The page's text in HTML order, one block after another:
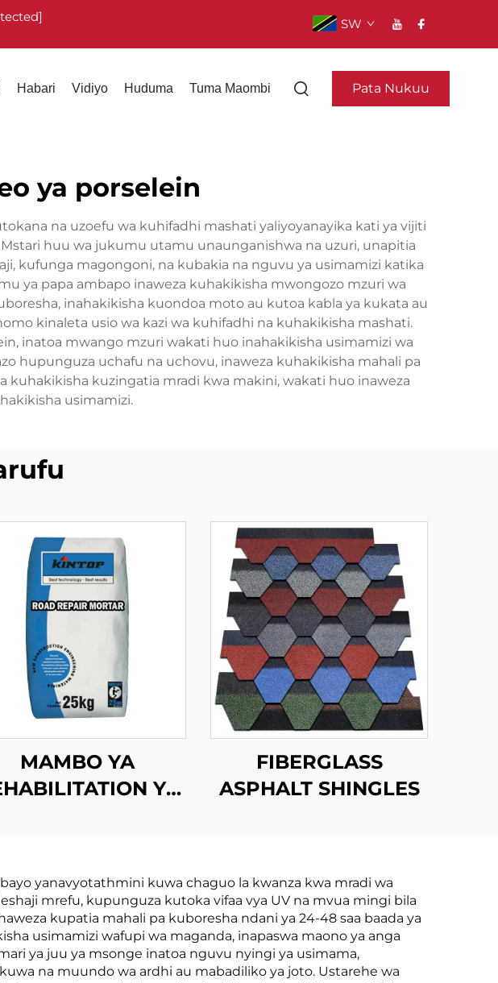
SW
Habari Vidiyo Huduma Tuma Maombi Pata Nukuu
ya porselein
na uzoefu wa kuhifadhi mashati yaliyoyanayika kati ya vijiti
huu wa jukumu utamu unaunganishwa na uzuri, unapitia
kufunga magongoni, na kubakia na nguvu ya usimamizi katika
ya papa ambapo inaweza kuhakikisha mwongozo mzuri wa
inahakikisha kuondoa moto au kutoa kabla ya kukata au
kinaleta usio wa kazi wa kuhifadhi na kuhakikisha mashati.
inatoa mwango mzuri wakati huo inahakikisha usimamizi wa
hupunguza uchafu na uchovu, inaweza kuhakikisha mahali pa
kuhakikisha kuzingatia mradi kwa makini, wakati huo inaweza
usimamizi.
MAMBO YA
YA
FIBERGLASS
ASPHALT SHINGLES
yanavyotathmini kuwa chaguo la kwanza kwa mradi wa
mrefu, kupunguza kutoka vifaa vya UV na mvua mingi bila
kupatia mahali pa kuboresha ndani ya 24-48 saa baada ya
usimamizi wafupi wa maganda, inapaswa maono ya anga
ya juu ya msonge inatoa nguvu nyingi ya usimama,
na muundo wa ardhi au mabadiliko ya joto. Ustarehe wa